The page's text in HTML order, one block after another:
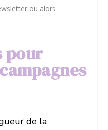
ou alors
pour
de la